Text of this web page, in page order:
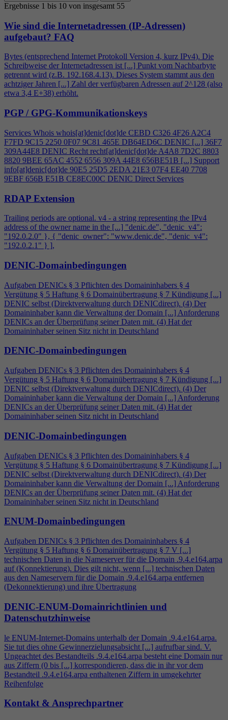
Ergebnisse 1 bis 10 von insgesamt 55
Wie sind die Internetadressen (IP-Adressen)
aufgebaut? FAQ
Bytes (entsprechend Internet Protokoll Version 4, kurz IPv4). Die
Schreibweise der Internetadressen ist [...] Punkt vom Nachbarbyte
getrennt wird (z.B. 192.168.4.13). Dieses System stammt aus den
achtziger Jahren [...] Zahl der verfügbaren Adressen auf 2^128 (also
etwa 3,4 E+38) erhöht.
PGP / GPG-Kommunikationskeys
Services Whois whois[at]denic[dot]de CEBD C326 4F26 A2C4
F7FD 9C15 2250 0F07 9C81 465E DB64ED6C DENIC [...] 36F7
309A44E8 DENIC Recht recht[at]denic[dot]de A4A8 7D2C 8803
8820 9BEE 65AC 4552 6556 309A 44E8 656BE51B [...] Support
info[at]denic[dot]de 90E5 25D5 2EDA 21E3 07F4 EE40 7708
9EBF 656B E51B CE8EC00C DENIC Direct Services
RDAP Extension
Trailing periods are optional. v4 - a string representing the IPv4
address of the owner name in the [...] "denic.de", "denic_v4":
"192.0.2.0" }, { "denic_owner": "www.denic.de", "denic_v4":
"192.0.2.1" } ],
DENIC-Domainbedingungen
Aufgaben DENICs § 3 Pflichten des Domaininhabers § 4
Vergütung § 5 Haftung § 6 Domainübertragung § 7 Kündigung [...]
DENIC selbst (Direktverwaltung durch DENICdirect). (4) Der
Domaininhaber kann die Verwaltung der Domain [...] Anforderung
DENICs an der Überprüfung seiner Daten mit. (4) Hat der
Domaininhaber seinen Sitz nicht in Deutschland
DENIC-Domainbedingungen
Aufgaben DENICs § 3 Pflichten des Domaininhabers § 4
Vergütung § 5 Haftung § 6 Domainübertragung § 7 Kündigung [...]
DENIC selbst (Direktverwaltung durch DENICdirect). (4) Der
Domaininhaber kann die Verwaltung der Domain [...] Anforderung
DENICs an der Überprüfung seiner Daten mit. (4) Hat der
Domaininhaber seinen Sitz nicht in Deutschland
DENIC-Domainbedingungen
Aufgaben DENICs § 3 Pflichten des Domaininhabers § 4
Vergütung § 5 Haftung § 6 Domainübertragung § 7 Kündigung [...]
DENIC selbst (Direktverwaltung durch DENICdirect). (4) Der
Domaininhaber kann die Verwaltung der Domain [...] Anforderung
DENICs an der Überprüfung seiner Daten mit. (4) Hat der
Domaininhaber seinen Sitz nicht in Deutschland
ENUM-Domainbedingungen
Aufgaben DENICs § 3 Pflichten des Domaininhabers § 4
Vergütung § 5 Haftung § 6 Domainübertragung § 7 V [...]
technischen Daten in die Nameserver für die Domain .9.4.e164.arpa
auf (Konnektierung). Dies gilt nicht, wenn [...] technischen Daten
aus den Nameservern für die Domain .9.4.e164.arpa entfernen
(Dekonnektierung) und ihre Übertragung
DENIC-ENUM-Domainrichtlinien und
Datenschutzhinweise
le ENUM-Internet-Domains unterhalb der Domain .9.4.e164.arpa.
Sie tut dies ohne Gewinnerzielungsabsicht [...] aufrufbar sind. V.
Ungeachtet des Bestandteils .9.4.e164.arpa besteht eine Domain nur
aus Ziffern (0 bis [...] korrespondieren, dass die in ihr vor dem
Bestandteil .9.4.e164.arpa enthaltenen Ziffern in umgekehrter
Reihenfolge
Kontakt & Ansprechpartner